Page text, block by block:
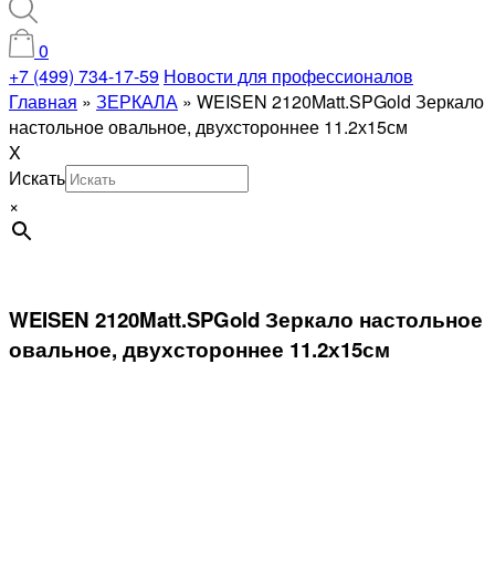
0
+7 (499) 734-17-59 Новости для профессионалов
Главная » ЗЕРКАЛА » WEISEN 2120Matt.SPGold Зеркало
настольное овальное, двухстороннее 11.2х15см
X
Искать
×
WEISEN 2120Matt.SPGold Зеркало настольное
овальное, двухстороннее 11.2х15см